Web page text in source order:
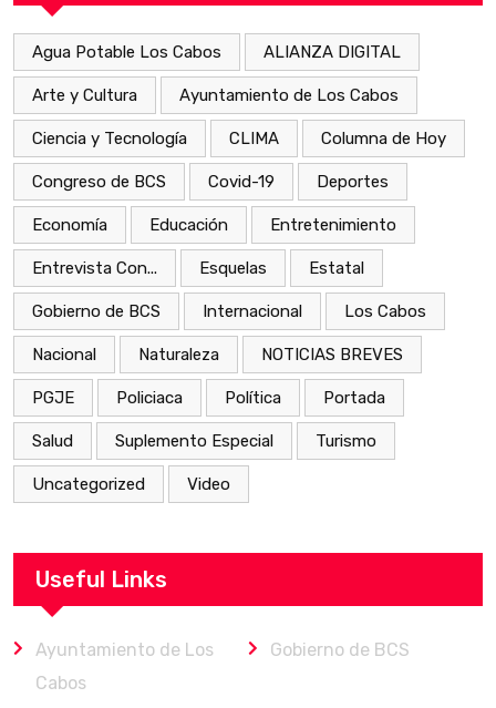
Agua Potable Los Cabos ALIANZA DIGITAL
Arte y Cultura Ayuntamiento de Los Cabos
Ciencia y Tecnología CLIMA Columna de Hoy
Congreso de BCS Covid-19 Deportes
Economía Educación Entretenimiento
Entrevista Con... Esquelas Estatal
Gobierno de BCS Internacional Los Cabos
Nacional Naturaleza NOTICIAS BREVES
PGJE Policiaca Política Portada
Salud Suplemento Especial Turismo
Uncategorized Video
Useful Links
Ayuntamiento de Los
Cabos
Gobierno de BCS